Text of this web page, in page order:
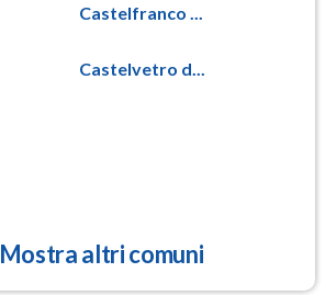
Castelfranco ...
Castelvetro d...
Mostra altri comuni